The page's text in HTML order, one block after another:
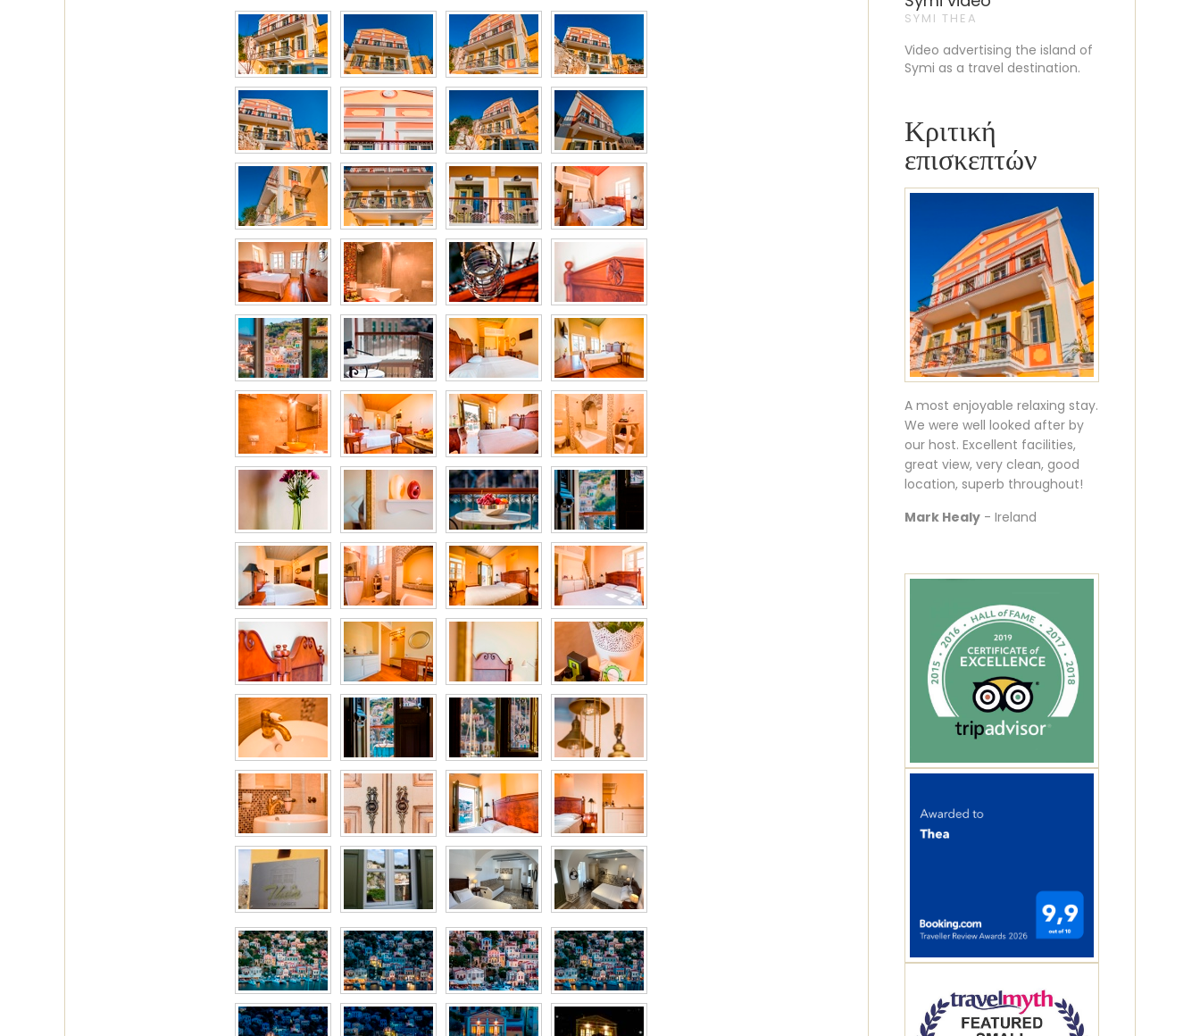
SYMI THEA
Video advertising the island of
Symi as a travel destination.
Κριτική
επισκεπτών
A most enjoyable relaxing stay.
We were well looked after by
our host. Excellent facilities,
great view, very clean, good
location, superb throughout!
Mark Healy - Ireland